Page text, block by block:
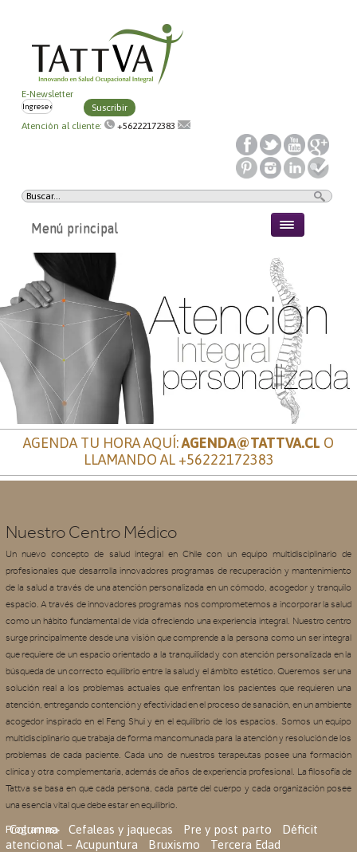
E-Newsletter
Suscribir
Atención al cliente:
+56222172383
Menú principal
AGENDA TU HORA AQUÍ:AGENDA@TATTVA.CL O
LLAMANDO AL+56222172383
Nuestro Centro Médico
Un nuevo concepto de salud integral en Chile con un equipo multidisciplinario de
profesionales que desarrolla innovadores programas de recuperación y mantenimiento
de la salud a través de una atención personalizada en un cómodo, acogedor y tranquilo
espacio. A través de innovadores programas nos comprometemos a incorporar la salud
como un hábito fundamental de vida ofreciendo una experiencia integral. Nuestro centro
surge principalmente desde una visión que comprende a la persona como un ser integral
que requiere de un espacio orientado a la tranquilidad y con atención personalizada en la
búsqueda de un correcto equilibrio entre la salud y el ámbito estético. Queremos ser una
solución real a los problemas actuales que enfrentan los pacientes que requieren una
atención, entregando contención y efectividad en el proceso de sanación, en un ambiente
acogedor inspirado en el Feng Shui y en el equilibrio de los espacios. Somos un equipo
multidisciplinario que trabaja de forma mancomunada para la atención y resolución de los
problemas de cada paciente. Cada uno de nuestros terapeutas posee una formación
clínica y otra complementaria, además de años de experiencia profesional. La filosofía de
Tattva se basa en que cada persona, cada parte del cuerpo y cada organización posee
una esencia vital que debe estar en equilibrio.
Programas>
Columna Cefaleas y jaquecas Pre y post parto
Déficit
atencional – Acupuntura
Bruxismo Tercera Edad